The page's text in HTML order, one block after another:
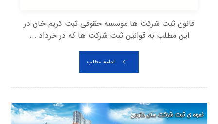
قانون ثبت شرکت ها موسسه حقوقی ثبت کریم خان در
این مطلب به قوانین ثبت شرکت ها که در خرداد ...
ادامه مطلب